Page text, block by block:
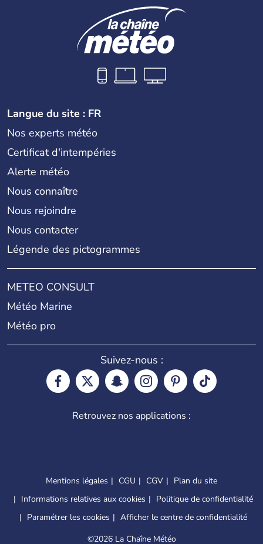
Langue du site : FR
Nos experts météo
Certificat d'intempéries
Alerte météo
Nous connaître
Nous rejoindre
Nous contacter
Légende des pictogrammes
METEO CONSULT
Météo Marine
Météo pro
Suivez-nous :
Retrouvez nos applications :
Mentions légales CGU CGV
Plan du site
Informations relatives aux cookies
Politique de confidentialité
Paramétrer les cookies
Afficher le centre de confidentialité
©2026 La Chaîne Météo